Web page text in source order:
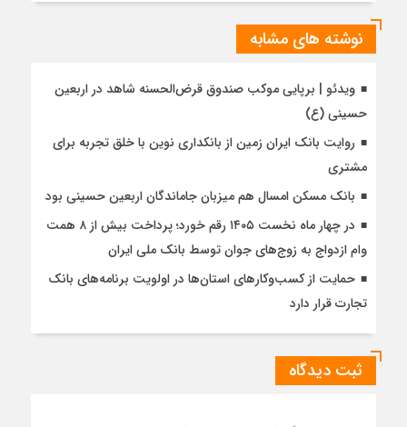
نوشته های مشابه
ویدئو | برپایی موکب صندوق قرض‌الحسنه شاهد در اربعین
حسینی (ع)
روایت بانک ایران زمین از بانکداری نوین با خلق تجربه برای
مشتری
بانک مسکن امسال هم میزبان جاماندگان اربعین حسینی بود
در چهار ماه نخست ۱۴۰۵ رقم خورد؛ پرداخت بیش از ۸ همت
وام ازدواج به زوج‌های جوان توسط بانک ملی ایران
حمایت از کسب‌وکارهای استان‌ها در اولویت برنامه‌های بانک
تجارت قرار دارد
ثبت دیدگاه